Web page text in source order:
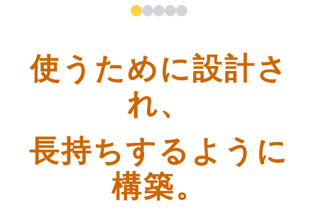
使うために設計さ
れ、
長持ちするように
構築。